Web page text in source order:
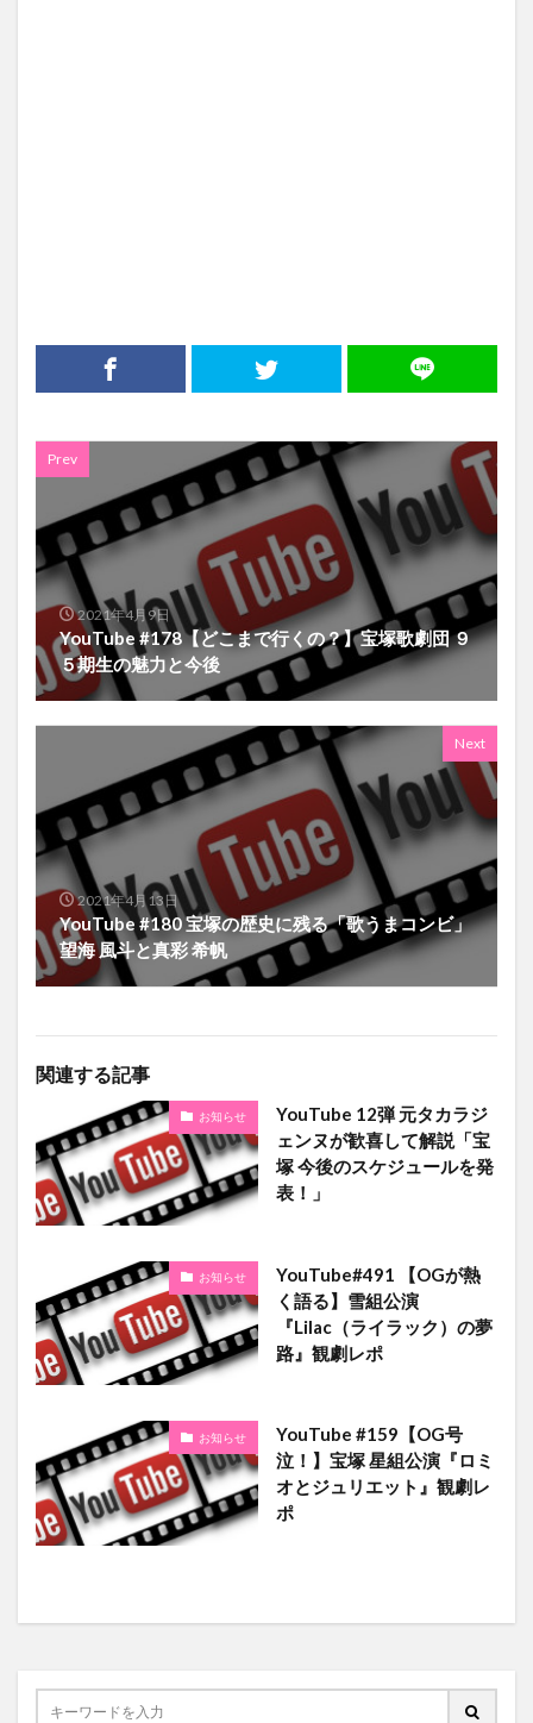
Prev
2021年4月9日
YouTube #178【どこまで行くの？】宝塚歌劇団 ９
５期生の魅力と今後
Next
2021年4月13日
YouTube #180 宝塚の歴史に残る「歌うまコンビ」
望海 風斗と真彩 希帆
関連する記事
お知らせ
YouTube 12弾 元タカラジ
ェンヌが歓喜して解説「宝
塚 今後のスケジュールを発
表！」
お知らせ
YouTube#491 【OGが熱
く語る】雪組公演
『Lilac（ライラック）の夢
路』観劇レポ
お知らせ
YouTube #159【OG号
泣！】宝塚 星組公演『ロミ
オとジュリエット』観劇レ
ポ